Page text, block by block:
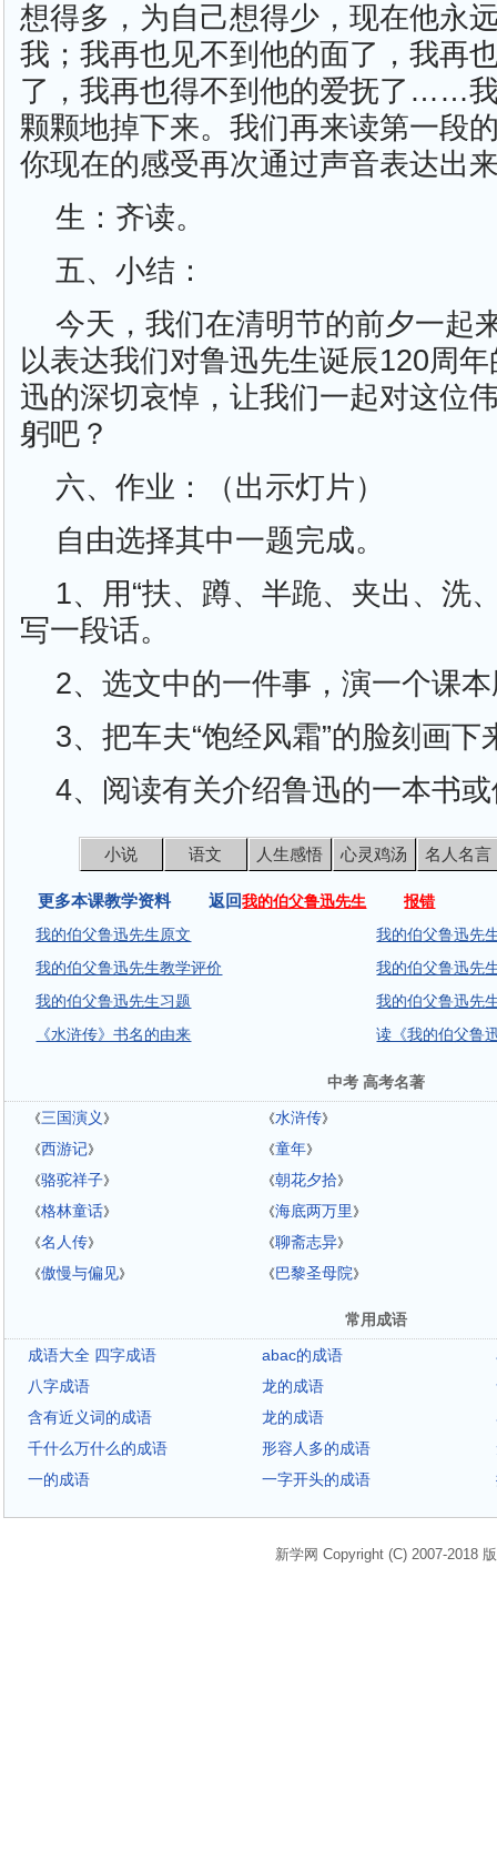
想得多，为自己想得少，现在他永
我；我再也见不到他的面了，我再
了，我再也得不到他的爱抚了……
颗颗地掉下来。我们再来读第一段
你现在的感受再次通过声音表达出
生：齐读。
五、小结：
今天，我们在清明节的前夕一起
以表达我们对鲁迅先生诞辰120周
迅的深切哀悼，让我们一起对这位
躬吧？
六、作业：（出示灯片）
自由选择其中一题完成。
1、用“扶、蹲、半跪、夹出、洗
写一段话。
2、选文中的一件事，演一个课
3、把车夫“饱经风霜”的脸刻画下
4、阅读有关介绍鲁迅的一本书
小说 语文 人生感悟 心灵鸡汤 名人名言
更多本课教学资料 返回我的伯父鲁迅先生
报错
我的伯父鲁迅先生原文
我的伯父鲁迅先
我的伯父鲁迅先生教学评价
我的伯父鲁迅先
我的伯父鲁迅先生习题
我的伯父鲁迅先
《水浒传》书名的由来
读《我的伯父鲁
中考 高考名著
《三国演义 》 《水浒传》
《西游记》 《童年》
《骆驼祥子》 《朝花夕拾》
《格林童话》 《海底两万里 》
《名人传》 《聊斋志异》
《傲慢与偏见》 《巴黎圣母院》
常用成语
成语大全 四字成语
abac的成语
八字成语
龙的成语
含有近义词的成语
龙的成语
千什么万什么的成语
形容人多的成语
一的成语
一字开头的成语
新学网 Copyright (C) 2007-2018